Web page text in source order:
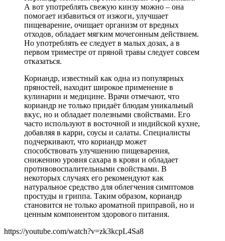
А вот употреблять свежую кинзу можно – она
помогает избавиться от изжоги, улучшает
пищеварение, очищает организм от вредных
отходов, обладает мягким мочегонным действием.
Но употреблять ее следует в малых дозах, а в
первом триместре от пряной травы следует совсем
отказаться.
Кориандр, известный как одна из популярных
пряностей, находит широкое применение в
кулинарии и медицине. Врачи отмечают, что
кориандр не только придаёт блюдам уникальный
вкус, но и обладает полезными свойствами. Его
часто используют в восточной и индийской кухне,
добавляя в карри, соусы и салаты. Специалисты
подчеркивают, что кориандр может
способствовать улучшению пищеварения,
снижению уровня сахара в крови и обладает
противовоспалительными свойствами. В
некоторых случаях его рекомендуют как
натуральное средство для облегчения симптомов
простуды и гриппа. Таким образом, кориандр
становится не только ароматной приправой, но и
ценным компонентом здорового питания.
https://youtube.com/watch?v=zk3kcpL4Sa8